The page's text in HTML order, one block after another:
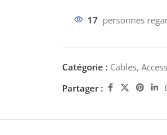
17 personnes
Catégorie : Cables,
Partager :